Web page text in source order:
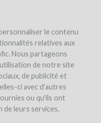
le contenu
relatives aux
Nous partageons
de notre site
de publicité et
ci avec d'autres
ou qu'ils ont
leurs services.